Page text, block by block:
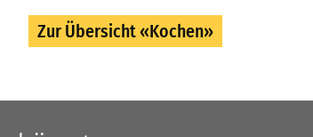
Zur Übersicht «Kochen»